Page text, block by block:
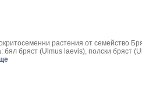
растения от семейство
бял бряст (Ulmus laevis), полски бряст